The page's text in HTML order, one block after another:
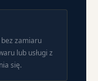
zamiaru
lub usługi z
się.